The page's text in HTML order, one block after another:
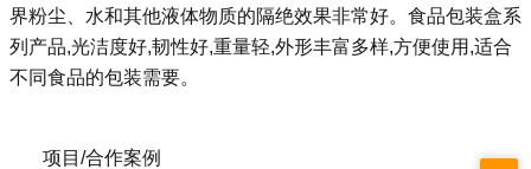
界粉尘、水和其他液体物质的隔绝效果非常好。食品包装盒系
列产品,光洁度好,韧性好,重量轻,外形丰富多样,方便使用,适合
不同食品的包装需要。
项目/合作案例